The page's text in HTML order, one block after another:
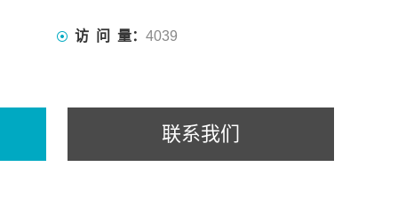
访 问 量： 4039
联系我们